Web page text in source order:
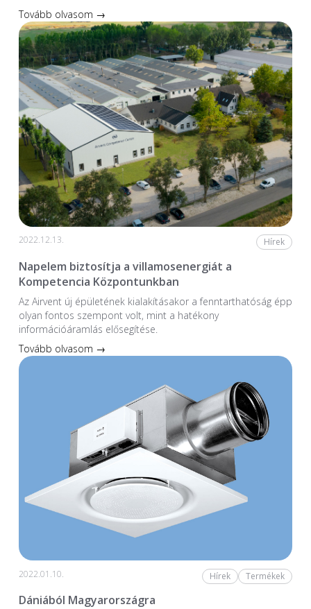
Tovább olvasom →
2022.12.13. Hírek
Napelem biztosítja a villamosenergiát a
Kompetencia Központunkban
Az Airvent új épületének kialakításakor a fenntarthatóság épp
olyan fontos szempont volt, mint a hatékony
információáramlás elősegítése.
Tovább olvasom →
2022.01.10. Hírek Termékek
Dániából Magyarországra